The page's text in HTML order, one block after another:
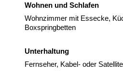
Wohnen und Schlafen
Wohnzimmer mit Essecke,
Boxspringbetten
Unterhaltung
Fernseher, Kabel- oder